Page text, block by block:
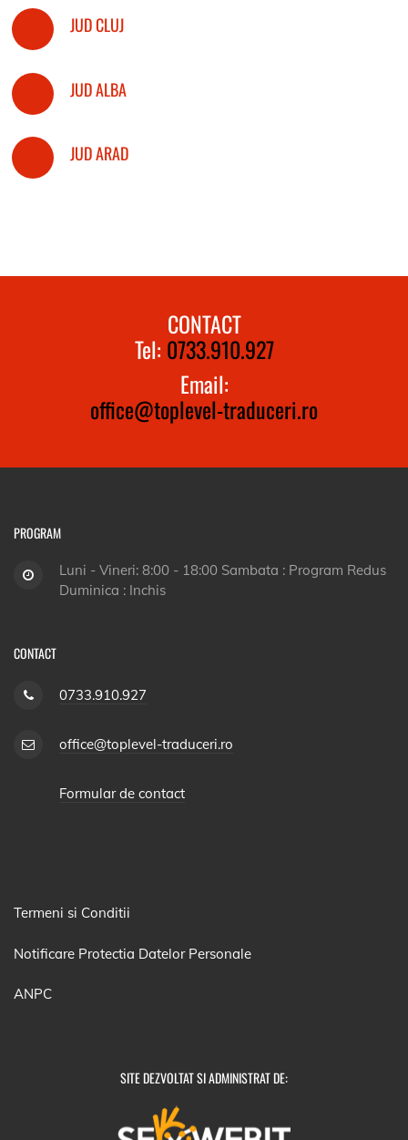
JUD CLUJ
JUD ALBA
JUD ARAD
CONTACT
Tel: 0733.910.927
Email:
office@toplevel-traduceri.ro
PROGRAM
Luni - Vineri: 8:00 - 18:00 Sambata : Program Redus
Duminica : Inchis
CONTACT
0733.910.927
office@toplevel-traduceri.ro
Formular de contact
Termeni si Conditii
Notificare Protectia Datelor Personale
ANPC
SITE DEZVOLTAT SI ADMINISTRAT DE: